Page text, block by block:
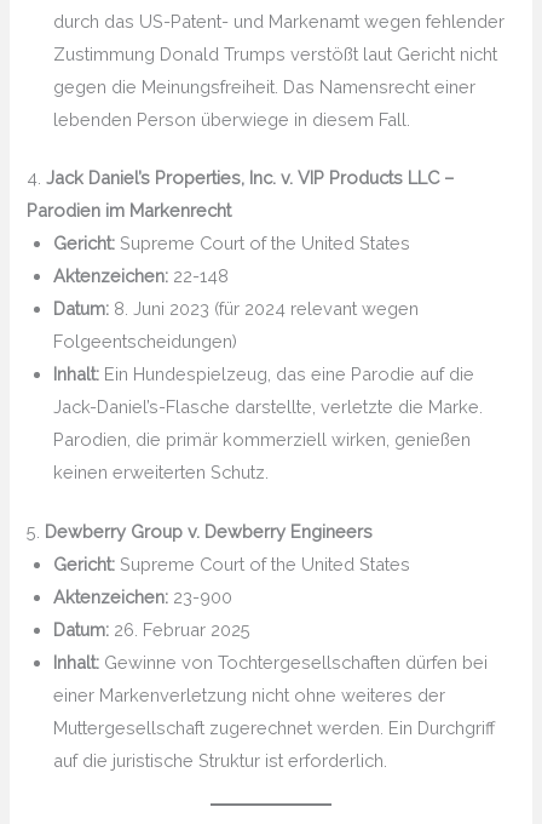
durch das US-Patent- und Markenamt wegen fehlender
Zustimmung Donald Trumps verstößt laut Gericht nicht
gegen die Meinungsfreiheit. Das Namensrecht einer
lebenden Person überwiege in diesem Fall.
4.Jack Daniel’s Properties, Inc. v. VIP Products LLC –
Parodien im Markenrecht
Gericht: Supreme Court of the United States
Aktenzeichen: 22-148
Datum: 8. Juni 2023 (für 2024 relevant wegen
Folgeentscheidungen)
Inhalt: Ein Hundespielzeug, das eine Parodie auf die
Jack-Daniel’s-Flasche darstellte, verletzte die Marke.
Parodien, die primär kommerziell wirken, genießen
keinen erweiterten Schutz.
5. Dewberry Group v. Dewberry Engineers
Gericht: Supreme Court of the United States
Aktenzeichen: 23-900
Datum: 26. Februar 2025
Inhalt: Gewinne von Tochtergesellschaften dürfen bei
einer Markenverletzung nicht ohne weiteres der
Muttergesellschaft zugerechnet werden. Ein Durchgriff
auf die juristische Struktur ist erforderlich.